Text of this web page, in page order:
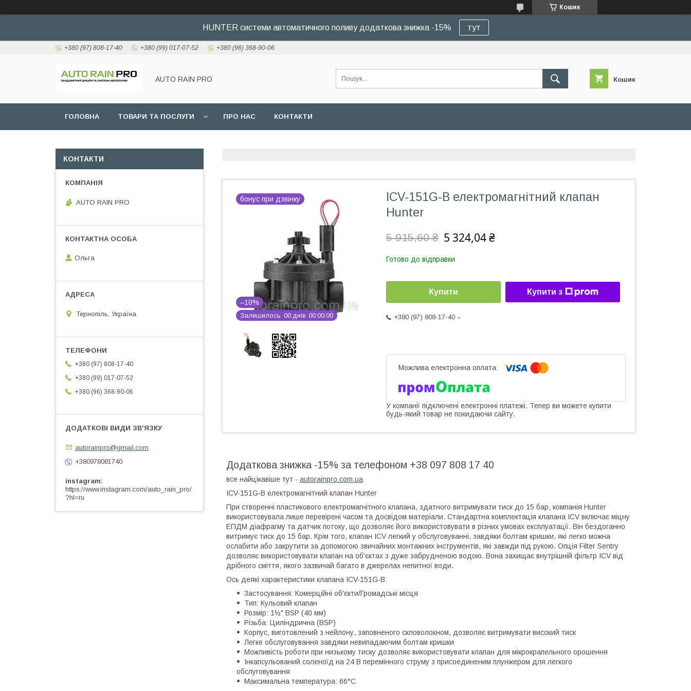
Кошик
HUNTER системи автоматичного поливу додаткова знижка -15% тут
+380 (97) 808-17-40 +380 (99) 017-07-52 +380 (96) 368-90-06
AUTO RAIN PRO Кошик
ГОЛОВНА ТОВАРИ ТА ПОСЛУГИ ПРО НАС КОНТАКТИ
бонус при дзвінку
–10%
Залишилось 00 днів 00 00 00
ICV-151G-B електромагнітний клапан
Hunter
5 915,60 ₴ 5 324,04 ₴
Готово до відправки
Купити Купити з
+380 (97) 808-17-40
У компанії підключені електронні платежі. Тепер ви можете купити
будь-який товар не покидаючи сайту.
Додаткова знижка -15% за телефоном +38 097 808 17 40
все найцікавіше тут - autorainpro.com.ua
ICV-151G-B електромагнітний клапан Hunter
При створенні пластикового електромагнітного клапана, здатного витримувати тиск до 15 бар, компанія Hunter
використовувала лише перевірені часом та досвідом матеріали. Стандартна комплектація клапана ICV включає міцну
ЕПДМ діафрагму та датчик потоку, що дозволяє його використовувати в різних умовах експлуатації. Він бездоганно
витримує тиск до 15 бар. Крім того, клапан ICV легкий у обслуговуванні, завдяки болтам кришки, які легко можна
ослабити або закрутити за допомогою звичайних монтажних інструментів, які завжди під рукою. Опція Filter Sentry
дозволяє використовувати клапан на об'єктах з дуже забрудненою водою. Вона захищає внутрішній фільтр ICV від
дрібного сміття, якого зазвичай багато в джерелах непитної води.
Ось деякі характеристики клапана ICV-151G-B:
Застосування: Комерційні об'єкти/Громадські місця
Тип: Кульовий клапан
Розмір: 1½" BSP (40 мм)
Різьба: Циліндрична (BSP)
Корпус, виготовлений з нейлону, заповненого скловолокном, дозволяє витримувати високий тиск
Легке обслуговування завдяки невипадаючим болтам кришки
Можливість роботи при низькому тиску дозволяє використовувати клапан для мікрокрапельного орошення
Інкапсульований соленоїд на 24 В перемінного струму з присоединеним плунжером для легкого
обслуговування
Максимальна температура: 66°C
КОНТАКТИ
AUTO RAIN PRO
Ольга
Тернопіль, Україна
+380 (97) 808-17-40
+380 (99) 017-07-52
+380 (96) 368-90-06
autorainpro@gmail.com
+380978081740
instagram
https://www.instagram.com/auto_rain_pro/
?hl=ru